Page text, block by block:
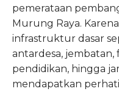
pemerataan
Murung Raya.
infrastruktur dasar
antardesa, jembatan,
pendidikan, hingga
mendapatkan